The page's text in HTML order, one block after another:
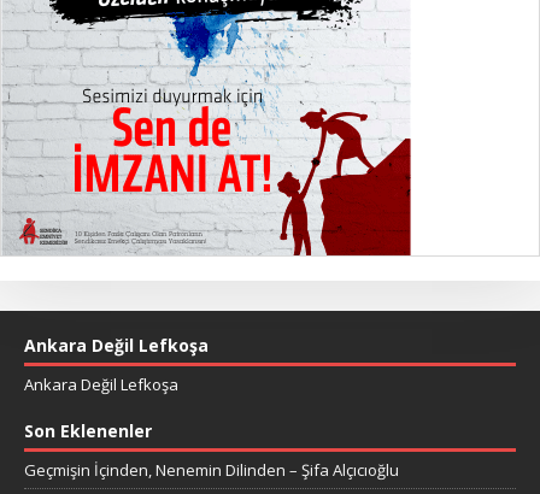
Ankara Değil Lefkoşa
Ankara Değil Lefkoşa
Son Eklenenler
Geçmişin İçinden, Nenemin Dilinden – Şifa Alçıcıoğlu